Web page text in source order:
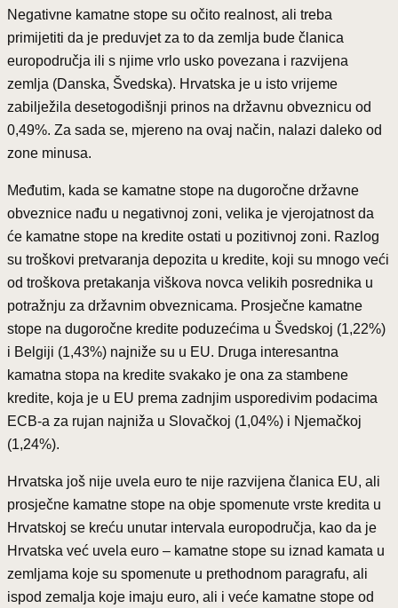
Negativne kamatne stope su očito realnost, ali treba
primijetiti da je preduvjet za to da zemlja bude članica
europodručja ili s njime vrlo usko povezana i razvijena
zemlja (Danska, Švedska). Hrvatska je u isto vrijeme
zabilježila desetogodišnji prinos na državnu obveznicu od
0,49%. Za sada se, mjereno na ovaj način, nalazi daleko od
zone minusa.
Međutim, kada se kamatne stope na dugoročne državne
obveznice nađu u negativnoj zoni, velika je vjerojatnost da
će kamatne stope na kredite ostati u pozitivnoj zoni. Razlog
su troškovi pretvaranja depozita u kredite, koji su mnogo veći
od troškova pretakanja viškova novca velikih posrednika u
potražnju za državnim obveznicama. Prosječne kamatne
stope na dugoročne kredite poduzećima u Švedskoj (1,22%)
i Belgiji (1,43%) najniže su u EU. Druga interesantna
kamatna stopa na kredite svakako je ona za stambene
kredite, koja je u EU prema zadnjim usporedivim podacima
ECB-a za rujan najniža u Slovačkoj (1,04%) i Njemačkoj
(1,24%).
Hrvatska još nije uvela euro te nije razvijena članica EU, ali
prosječne kamatne stope na obje spomenute vrste kredita u
Hrvatskoj se kreću unutar intervala europodručja, kao da je
Hrvatska već uvela euro – kamatne stope su iznad kamata u
zemljama koje su spomenute u prethodnom paragrafu, ali
ispod zemalja koje imaju euro, ali i veće kamatne stope od